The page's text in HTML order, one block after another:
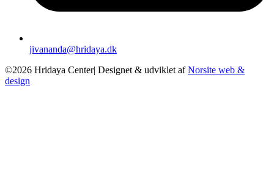
jivananda@hridaya.dk
©2026 Hridaya Center| Designet & udviklet afNorsite web &
design